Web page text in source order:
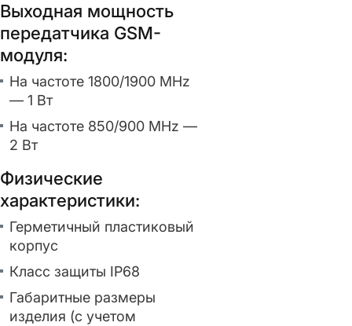
Выходная мощность
передатчика GSM-
модуля:
На частоте 1800/1900 MHz
— 1 Вт
На частоте 850/900 MHz —
2 Вт
Физические
характеристики:
Герметичный пластиковый
корпус
Класс защиты IP68
Габаритные размеры
изделия (с учетом